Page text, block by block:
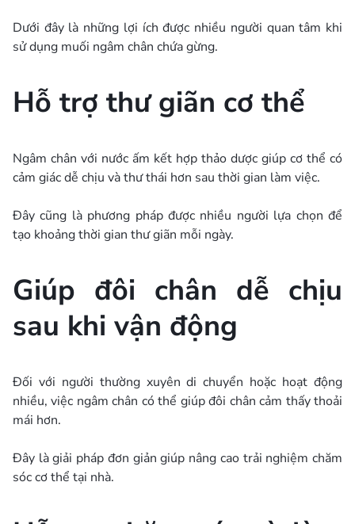
Dưới đây là những lợi ích được nhiều người quan tâm khi
sử dụng muối ngâm chân chứa gừng.
Hỗ trợ thư giãn cơ thể
Ngâm chân với nước ấm kết hợp thảo dược giúp cơ thể có
cảm giác dễ chịu và thư thái hơn sau thời gian làm việc.
Đây cũng là phương pháp được nhiều người lựa chọn để
tạo khoảng thời gian thư giãn mỗi ngày.
Giúp đôi chân dễ chịu
sau khi vận động
Đối với người thường xuyên di chuyển hoặc hoạt động
nhiều, việc ngâm chân có thể giúp đôi chân cảm thấy thoải
mái hơn.
Đây là giải pháp đơn giản giúp nâng cao trải nghiệm chăm
sóc cơ thể tại nhà.